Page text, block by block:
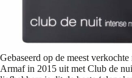
Gebaseerd op de meest
Armaf in 2015 uit met Club de